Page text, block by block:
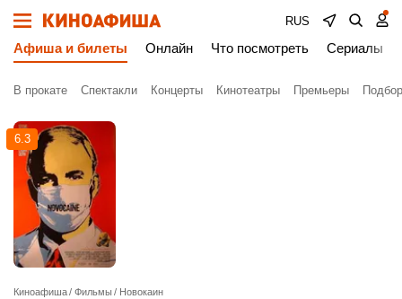
RUS
Афиша и билеты Онлайн Что посмотреть Сериалы
В прокате Спектакли Концерты Кинотеатры Премьеры
6.3
Киноафиша Фильмы Новокаин